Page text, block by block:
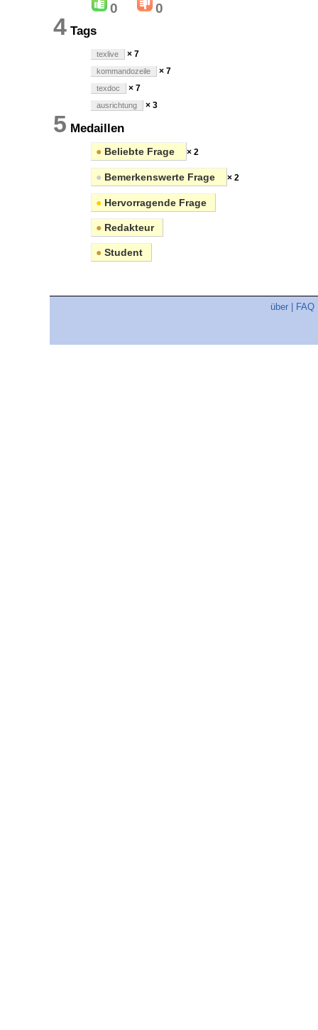
0 0
4 Tags
texlive × 7
kommandozeile × 7
texdoc × 7
ausrichtung × 3
5 Medaillen
● Beliebte Frage × 2
● Bemerkenswerte Frage × 2
● Hervorragende Frage
● Redakteur
● Student
über FAQ